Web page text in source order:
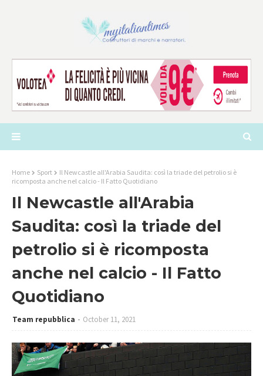
Home Sport
Il Newcastle all'Arabia Saudita: così la triade del petrolio si è
ricomposta anche nel calcio - Il Fatto Quotidiano
Il Newcastle all'Arabia
Saudita: così la triade del
petrolio si è ricomposta
anche nel calcio - Il Fatto
Quotidiano
Team repubblica October 11, 2021